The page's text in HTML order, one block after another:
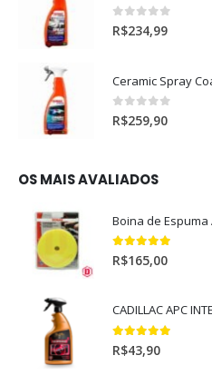
0out of 5
R$234,99
Ceramic Spray
0out of 5
R$259,90
OS MAIS AVALIADOS
5.00out of 5
R$165,00
CADILLAC APC
5.00out of 5
R$43,90